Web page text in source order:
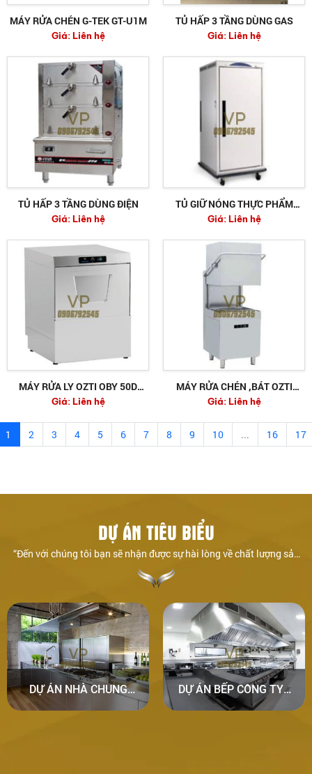
MÁY RỬA CHÉN G-TEK GT-U1M
Giá:Liên hệ
TỦ HẤP 3 TẦNG DÙNG GAS
Giá:Liên hệ
TỦ HẤP 3 TẦNG DÙNG ĐIỆN
Giá:Liên hệ
TỦ GIỮ NÓNG THỰC PHẨM
WILLIAMS MHC-16-SS
Giá:Liên hệ
MÁY RỬA LY OZTI OBY 50D
PDRT
Giá:Liên hệ
MÁY RỬA CHÉN ,BÁT OZTI
OBM1080 T PDRT
Giá:Liên hệ
1 2 3 4 5 6 7 8 9 10 ... 16 17
DỰ ÁN TIÊU BIỂU
“Đến với chúng tôi bạn sẽ nhận được sự hài lòng về chất lượng sản
phẩm – dịch vụ”
DỰ ÁN NHÀ CHUNG
DỰ ÁN BẾP CÔNG TY -
XÍ NGHIỆP